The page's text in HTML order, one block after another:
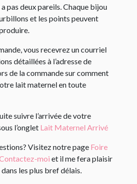
a pas deux pareils. Chaque bijou
et les points peuvent
vous recevrez un courriel
détaillées à l’adresse de
de la commande sur comment
lait maternel en toute
suivre l’arrivée de votre
l’onglet Lait Maternel Arrivé
Visitez notre page Foire
moi et il me fera plaisir
les plus bref délais.